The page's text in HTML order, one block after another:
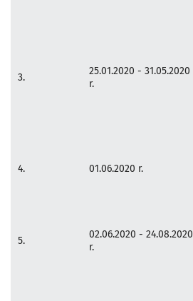
3.
25.01.2020 - 31.05.2020
r.
4. 01.06.2020 r.
5.
02.06.2020 - 24.08.2020
r.